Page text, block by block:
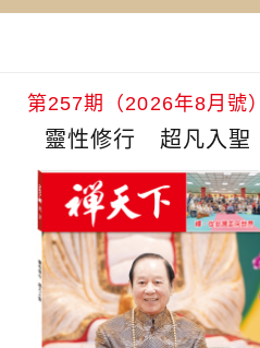
第257期（2026年8月號）
靈性修行 超凡入聖